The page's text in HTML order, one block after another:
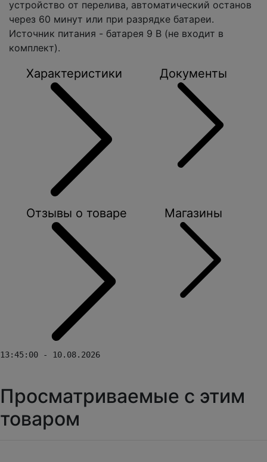
устройство от перелива, автоматический останов
через 60 минут или при разрядке батареи.
Источник питания - батарея 9 В (не входит в
комплект).
Характеристики Документы
Отзывы о товаре Магазины
13:45:00 - 10.08.2026
Просматриваемые с этим
товаром